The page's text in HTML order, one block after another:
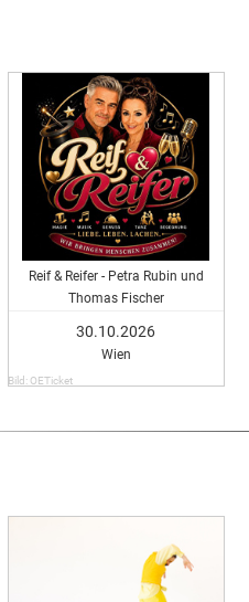
Reif & Reifer - Petra Rubin und
Thomas Fischer
30.10.2026
Wien
Bild: OETicket